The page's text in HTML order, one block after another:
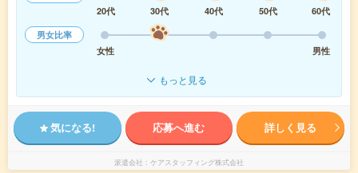
20代
30代 40代 50代
60代
男女比率
女性
男性
もっと見る
気になる! 応募へ進む 詳しく見る
派遣会社 ケアスタッフィング株式会社